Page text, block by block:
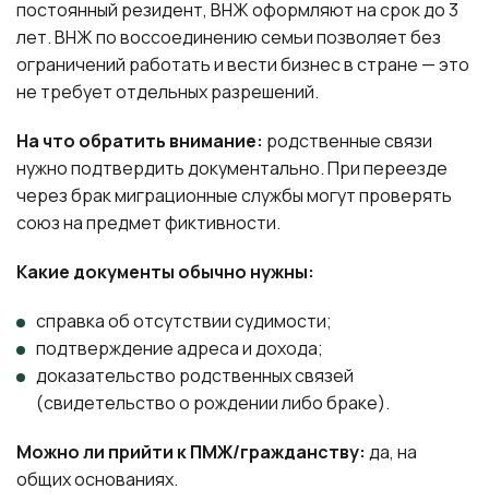
постоянный резидент, ВНЖ оформляют на срок до 3
лет. ВНЖ по воссоединению семьи позволяет без
ограничений работать и вести бизнес в стране — это
не требует отдельных разрешений.
На что обратить внимание: родственные связи
нужно подтвердить документально. При переезде
через брак миграционные службы могут проверять
союз на предмет фиктивности.
Какие документы обычно нужны:
справка об отсутствии судимости;
подтверждение адреса и дохода;
доказательство родственных связей
(свидетельство о рождении либо браке).
Можно ли прийти к ПМЖ/гражданству: да, на
общих основаниях.